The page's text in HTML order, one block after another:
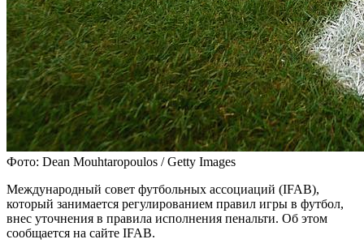
Фото: Dean Mouhtaropoulos / Getty Images
Международный совет футбольных ассоциаций (IFAB),
который занимается регулированием правил игры в футбол,
внес уточнения в правила исполнения пенальти. Об этом
сообщается на сайте IFAB.